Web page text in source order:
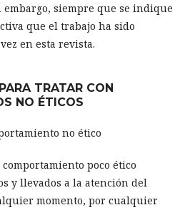
siempre que se indique
que el trabajo ha sido
en esta revista.
TRATAR CON
NO ÉTICOS
no ético
comportamiento poco ético
y llevados a la atención del
momento, por cualquier